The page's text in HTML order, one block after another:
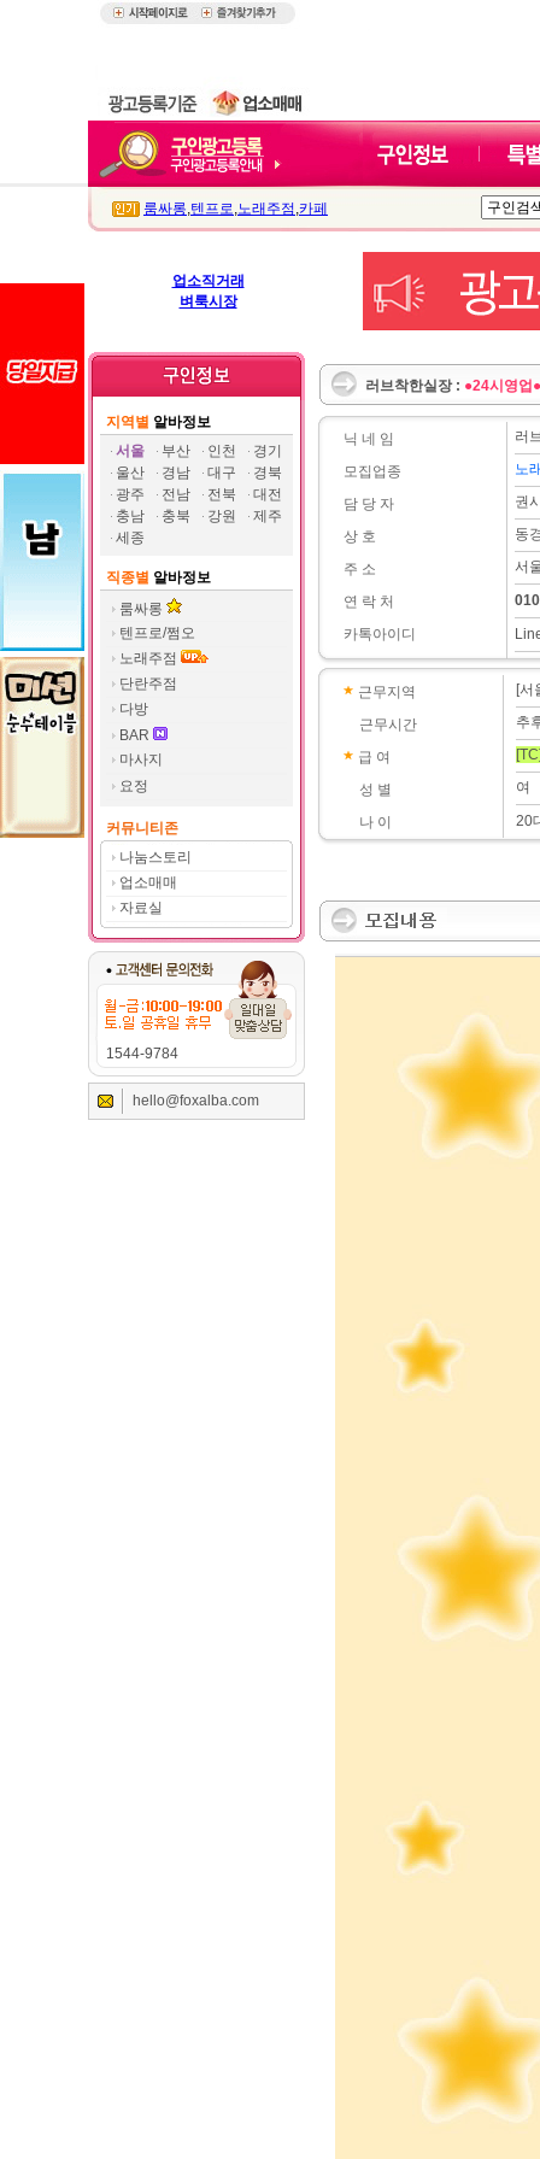
룸싸롱,텐프로,노래주점 ,카페
업소직거래
벼룩시장
지역별 알바정보
서울
부산 인천
경기
울산
경남 대구
경북
광주
전남 전북
대전
충남
충북 강원
제주
세종
직종별 알바정보
룸싸롱
텐프로/쩜오
노래주점
단란주점
다방
BAR
마사지
요정
커뮤니티존
나눔스토리
업소매매
자료실
1544-9784
hello@foxalba.com
러브착한실장 : ●24시영업
닉 네 임
모집업종
담 당 자
상 호
주 소
연 락 처
카톡아이디
러
노
권
동
서
근무지역
근무시간
급 여
성 별
나 이
[서
추
여
20